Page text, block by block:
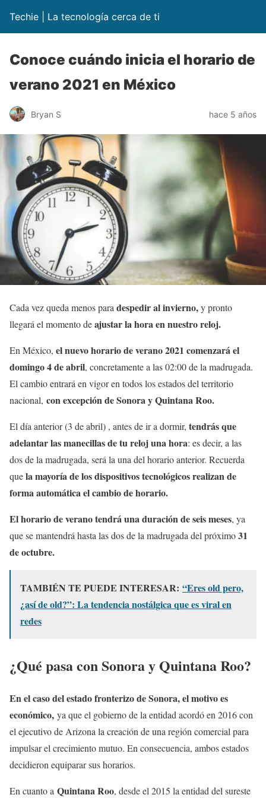
Techie | La tecnología cerca de ti
Conoce cuándo inicia el horario de
verano 2021 en México
Bryan S hace 5 años
Cada vez queda menos para despedir al invierno,y pronto
llegará el momento deajustar la hora en nuestro reloj.
En México, el nuevo horario de verano 2021 comenzaráel
domingo 4 de abril, concretamente a las 02:00 de la madrugada.
El cambio entrará en vigor en todos los estados del territorio
nacional, con excepción de Sonora y Quintana Roo.
El día anterior (3 de abril) , antes de ir a dormir, tendrás que
adelantar las manecillas de tu reloj una hora: es decir, a las
dos de la madrugada, será la una del horario anterior. Recuerda
quela mayoría de los dispositivos tecnológicos realizan de
forma automática el cambio de horario.
El horario de verano tendrá una duración de seis meses, ya
que se mantendrá hasta las dos de la madrugada del próximo31
de octubre.
TAMBIÉN TE PUEDE INTERESAR: “Eres old pero,
¿así de old?”: La tendencia nostálgica que es viral en
redes
¿Qué pasa con Sonora y Quintana Roo?
En el caso del estado fronterizo de Sonora, el motivo es
económico, ya que el gobierno de la entidad acordó en 2016 con
el ejecutivo de Arizona la creación de una región comercial para
impulsar el crecimiento mutuo. En consecuencia, ambos estados
decidieron equiparar sus horarios.
En cuanto a Quintana Roo, desde el 2015 la entidad del sureste